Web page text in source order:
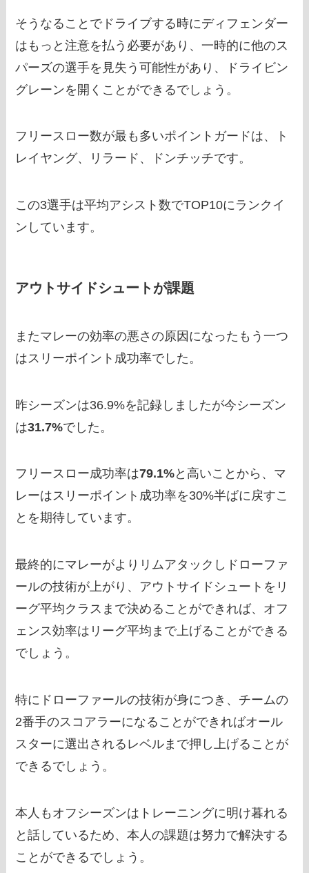
そうなることでドライブする時にディフェンダー
はもっと注意を払う必要があり、一時的に他のス
パーズの選手を見失う可能性があり、ドライビン
グレーンを開くことができるでしょう。
フリースロー数が最も多いポイントガードは、ト
レイヤング、リラード、ドンチッチです。
この3選手は平均アシスト数でTOP10にランクイ
ンしています。
アウトサイドシュートが課題
またマレーの効率の悪さの原因になったもう一つ
はスリーポイント成功率でした。
昨シーズンは36.9%を記録しましたが今シーズン
は31.7%でした。
フリースロー成功率は79.1%と高いことから、マ
レーはスリーポイント成功率を30%半ばに戻すこ
とを期待しています。
最終的にマレーがよりリムアタックしドローファ
ールの技術が上がり、アウトサイドシュートをリ
ーグ平均クラスまで決めることができれば、オフ
ェンス効率はリーグ平均まで上げることができる
でしょう。
特にドローファールの技術が身につき、チームの
2番手のスコアラーになることができればオール
スターに選出されるレベルまで押し上げることが
できるでしょう。
本人もオフシーズンはトレーニングに明け暮れる
と話しているため、本人の課題は努力で解決する
ことができるでしょう。